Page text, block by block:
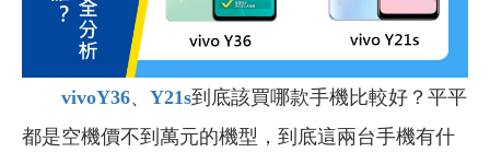
vivoY36、 Y21s到底該買哪款手機比較好？平平
都是空機價不到萬元的機型，到底這兩台手機有什